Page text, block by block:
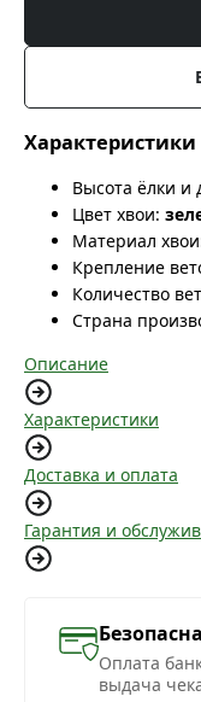
Высота ёлки и
Цвет хвои:
Материал
Крепление
Количество
Страна
Описание
Характеристики
Доставка и оплата
Гарантия и
Оплата
выдача